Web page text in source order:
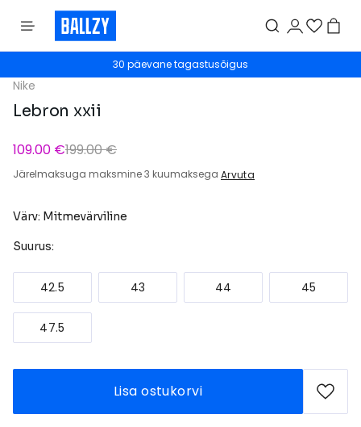
30 päevane tagastusõigus
Nike
Lebron xxii
109.00 €199.00 €
Järelmaksuga maksmine 3 kuumaksega Arvuta
Värv: Mitmevärviline
Suurus:
42.5 43 44 45
47.5
Lisa ostukorvi